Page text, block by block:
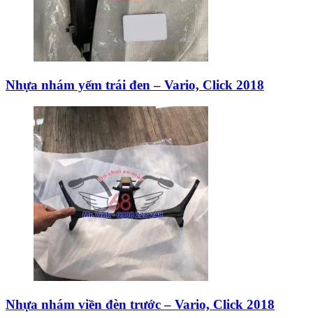
Nhựa nhám yếm trái đen – Vario, Click 2018
Nhựa nhám viền đèn trước – Vario, Click 2018